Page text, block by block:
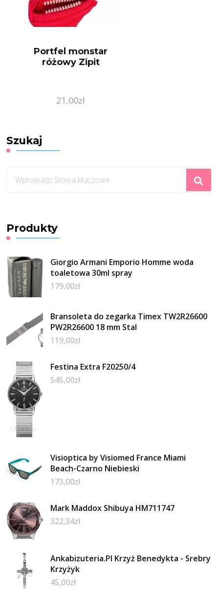
Portfel monstar
różowy Zipit
21,00zł
Szukaj
czegoś?
Produkty
Giorgio Armani Emporio Homme woda
toaletowa 30ml spray
179,00zł
Bransoleta do zegarka Timex TW2R26600
PW2R26600 18 mm Stal
119,00zł
Festina Extra F20250/4
545,00zł
Visioptica by Visiomed France Miami
Beach-Czarno Niebieski
173,00zł
Mark Maddox Shibuya HM711747
322,34zł
Ankabizuteria.Pl Krzyż Benedykta - Srebry
Krzyżyk
45,00zł